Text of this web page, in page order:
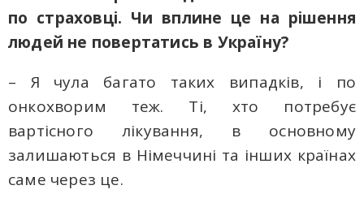
по страховці. Чи вплине це на рішення
людей не повертатись в Україну?
– Я чула багато таких випадків, і по
онкохворим теж. Ті, хто потребує
вартісного лікування, в основному
залишаються в Німеччині та інших країнах
саме через це.